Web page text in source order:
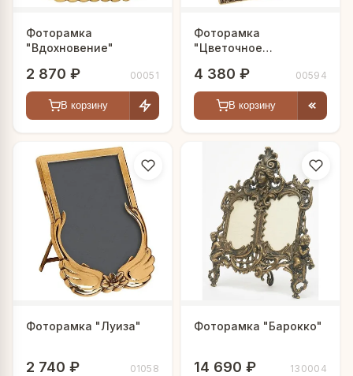
Фоторамка
"Вдохновение"
2 870 ₽ 00051
В корзину
Фоторамка
"Цветочное
4 380 ₽ 00594
В корзину
Фоторамка "Луиза"
2 740 ₽ 01058
Фоторамка "Барокко"
14 690 ₽ 130004